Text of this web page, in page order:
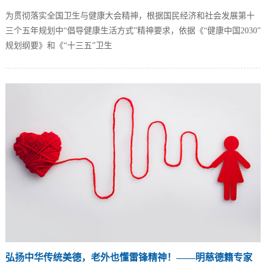
为贯彻落实全国卫生与健康大会精神，根据国民经济和社会发展第十
三个五年规划中“倡导健康生活方式”精神要求，依据《“健康中国2030”
规划纲要》和《“十三五”卫生
弘扬中华传统美德，老外也懂雷锋精神！——明慈德籍专家